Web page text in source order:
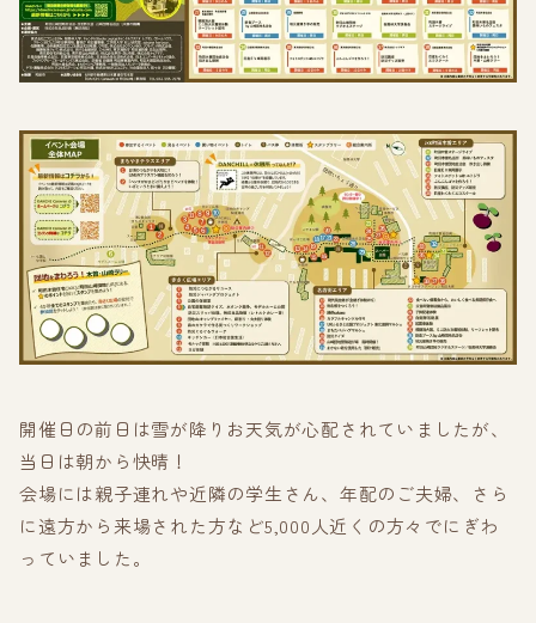
開催日の前日は雪が降りお天気が心配されていましたが、
当日は朝から快晴！
会場には親子連れや近隣の学生さん、年配のご夫婦、さら
に遠方から来場された方など5,000人近くの方々でにぎわ
っていました。